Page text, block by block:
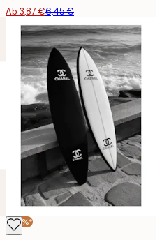
Ab 3,87 €6,45 €
-40%*